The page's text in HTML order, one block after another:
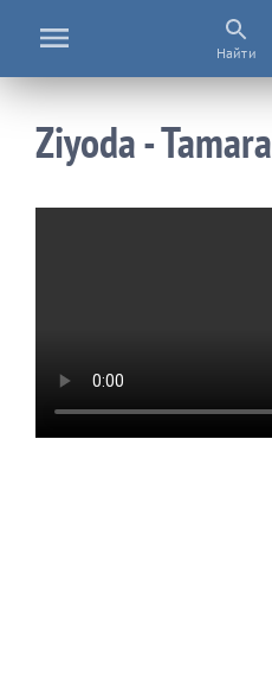
Найти
Ziyoda - Tamara